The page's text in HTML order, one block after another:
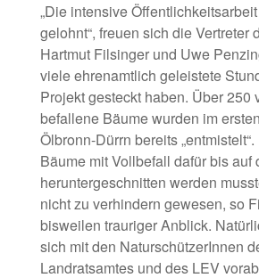
„Die intensive
gelohnt“, freuen sich die Vertreter
Hartmut Filsinger und Uwe
viele ehrenamtlich geleistete
Projekt gesteckt haben. Über 250
befallene Bäume wurden im
Ölbronn-Dürrn bereits
Bäume mit Vollbefall dafür bis auf
heruntergeschnitten werden
nicht zu verhindern gewesen, so
bisweilen trauriger Anblick.
sich mit den NaturschützerInnen
Landratsamtes und des LEV